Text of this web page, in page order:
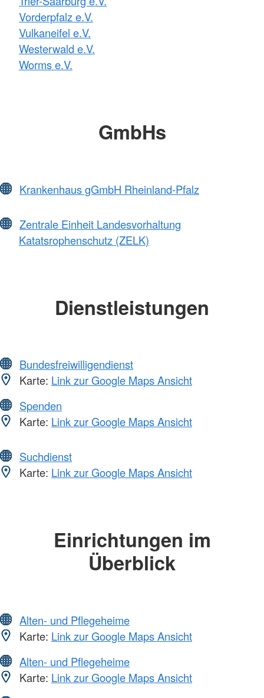
Vorderpfalz e.V.
Vulkaneifel e.V.
Westerwald e.V.
Worms e.V.
GmbHs
Krankenhaus gGmbH Rheinland-Pfalz
Zentrale Einheit Landesvorhaltung
Katatsrophenschutz (ZELK)
Dienstleistungen
Bundesfreiwilligendienst
Karte: Link zur Google Maps Ansicht
Spenden
Karte: Link zur Google Maps Ansicht
Suchdienst
Karte: Link zur Google Maps Ansicht
Einrichtungen im
Überblick
Alten- und Pflegeheime
Karte: Link zur Google Maps Ansicht
Alten- und Pflegeheime
Karte: Link zur Google Maps Ansicht